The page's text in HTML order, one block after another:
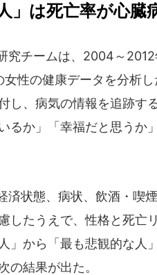
」は死亡率が心
究チームは、2004～
女性の健康データを分析
し、病気の情報を追跡す
るか」「幸福だと思うか
済状態、病状、飲酒・喫
したうえで、性格と死亡
」から「最も悲観的な人
の結果が出た。